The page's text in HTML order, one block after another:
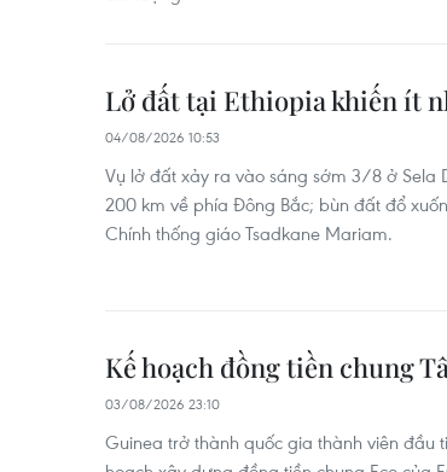
Lở đất tại Ethiopia khiến ít
04/08/2026 10:53
Vụ lở đất xảy ra vào sáng sớm 3/8 ở Sela
200 km về phía Đông Bắc; bùn đất đổ
Chính thống giáo Tsadkane Mariam.
Kế hoạch đồng tiền chung
03/08/2026 23:10
Guinea trở thành quốc gia thành viên đầu